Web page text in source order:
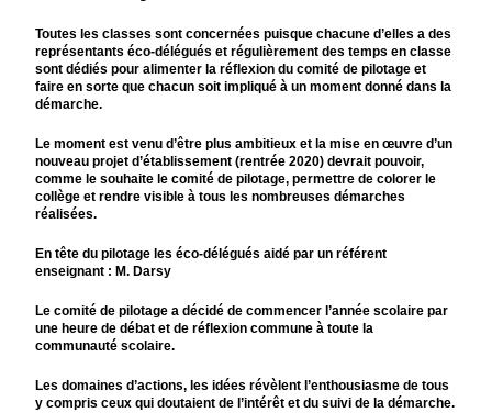
Toutes les classes sont concernées puisque chacune d’elles a des
représentants éco-délégués et régulièrement des temps en classe
sont dédiés pour alimenter la réflexion du comité de pilotage et
faire en sorte que chacun soit impliqué à un moment donné dans la
démarche.
Le moment est venu d’être plus ambitieux et la mise en œuvre d’un
nouveau projet d’établissement (rentrée 2020) devrait pouvoir,
comme le souhaite le comité de pilotage, permettre de colorer le
collège et rendre visible à tous les nombreuses démarches
réalisées.
En tête du pilotage les éco-délégués aidé par un référent
enseignant : M. Darsy
Le comité de pilotage a décidé de commencer l’année scolaire par
une heure de débat et de réflexion commune à toute la
communauté scolaire.
Les domaines d’actions, les idées révèlent l’enthousiasme de tous
y compris ceux qui doutaient de l’intérêt et du suivi de la démarche.